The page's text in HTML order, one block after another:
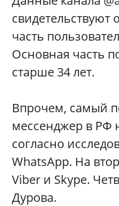
свидетельствуют
часть
Основная часть
старше 34 лет.
Впрочем, самый
мессенджер в РФ
согласно
WhatsАpp. На
Viber и Skype.
Дурова.